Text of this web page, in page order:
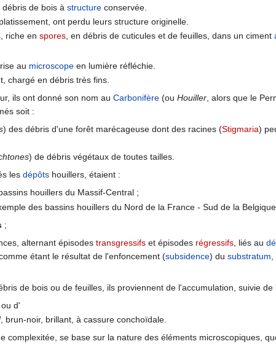
débris de bois àstructure conservée.
ont perdu leurs structure originelle.
riche enspores, en débris de cuticules et de feuilles, dans un ciment
au microscopeen lumière réfléchie.
chargé en débris très fins.
ils ont donné son nom au Carbonifère (ou Houiller , alors que le
soit :
) des débris d'une forêt marécageuse dont des racines (Stigmaria)
) de débris végétaux de toutes tailles.
les dépôts houillers, étaient :
houillers du Massif-Central ;
des bassins houillers du Nord de la France - Sud de la
;
alternant épisodes transgressifset épisodes régressifs, liés au
étant le résultat de l'enfoncement (subsidence) du substratum
de bois ou de feuilles, ils proviennent de l'accumulation, suivie de
d'
, brun-noir, brillant, à cassure conchoïdale.
complexitée, se base sur la nature des éléments microscopiques,